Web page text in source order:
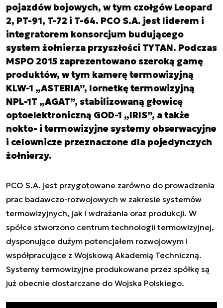
pojazdów bojowych, w tym czołgów Leopard
2, PT-91, T-72 i T-64. PCO S.A. jest liderem i
integratorem konsorcjum budującego
system żołnierza przyszłości TYTAN. Podczas
MSPO 2015 zaprezentowano szeroką gamę
produktów, w tym kamerę termowizyjną
KLW-1 „ASTERIA”, lornetkę termowizyjną
NPL-1T „AGAT”, stabilizowaną głowicę
optoelektroniczną GOD-1 „IRIS”, a także
nokto- i termowizyjne systemy obserwacyjne
i celownicze przeznaczone dla pojedynczych
żołnierzy.
PCO S.A. jest przygotowane zarówno do prowadzenia
prac badawczo-rozwojowych w zakresie systemów
termowizyjnych, jak i wdrażania oraz produkcji. W
spółce stworzono centrum technologii termowizyjnej,
dysponujące dużym potencjałem rozwojowym i
współpracujące z Wojskową Akademią Techniczną.
Systemy termowizyjne produkowane przez spółkę są
już obecnie dostarczane do Wojska Polskiego.